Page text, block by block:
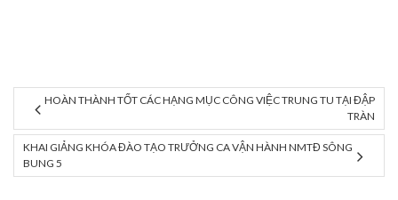
HOÀN THÀNH TỐT CÁC HẠNG MỤC CÔNG VIỆC TRUNG TU TẠI ĐẬP
TRÀN
KHAI GIẢNG KHÓA ĐÀO TẠO TRƯỞNG CA VẬN HÀNH NMTĐ SÔNG
BUNG 5